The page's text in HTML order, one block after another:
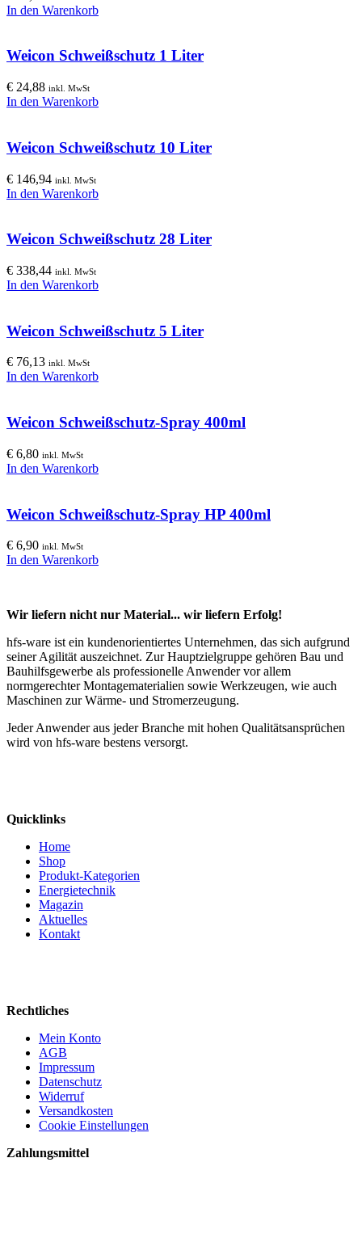
In den Warenkorb
Weicon Schweißschutz 1 Liter
€ 24,88 inkl. MwSt
In den Warenkorb
Weicon Schweißschutz 10 Liter
€ 146,94 inkl. MwSt
In den Warenkorb
Weicon Schweißschutz 28 Liter
€ 338,44 inkl. MwSt
In den Warenkorb
Weicon Schweißschutz 5 Liter
€ 76,13 inkl. MwSt
In den Warenkorb
Weicon Schweißschutz-Spray 400ml
€ 6,80 inkl. MwSt
In den Warenkorb
Weicon Schweißschutz-Spray HP 400ml
€ 6,90 inkl. MwSt
In den Warenkorb
Wir liefern nicht nur Material... wir liefern Erfolg!
hfs-ware ist ein kundenorientiertes Unternehmen, das sich aufgrund
seiner Agilität auszeichnet. Zur Hauptzielgruppe gehören Bau und
Bauhilfsgewerbe als professionelle Anwender vor allem
normgerechter Montagematerialien sowie Werkzeugen, wie auch
Maschinen zur Wärme- und Stromerzeugung.
Jeder Anwender aus jeder Branche mit hohen Qualitätsansprüchen
wird von hfs-ware bestens versorgt.
Quicklinks
Home
Shop
Produkt-Kategorien
Energietechnik
Magazin
Aktuelles
Kontakt
Rechtliches
Mein Konto
AGB
Impressum
Datenschutz
Widerruf
Versandkosten
Cookie Einstellungen
Zahlungsmittel